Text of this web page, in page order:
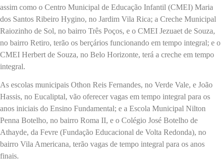
assim como o Centro Municipal de Educação Infantil (CMEI) Maria
dos Santos Ribeiro Hygino, no Jardim Vila Rica; a Creche Municipal
Raiozinho de Sol, no bairro Três Poços, e o CMEI Jezuaet de Souza,
no bairro Retiro, terão os berçários funcionando em tempo integral; e o
CMEI Herbert de Souza, no Belo Horizonte, terá a creche em tempo
integral.
As escolas municipais Othon Reis Fernandes, no Verde Vale, e João
Hassis, no Eucaliptal, vão oferecer vagas em tempo integral para os
anos iniciais do Ensino Fundamental; e a Escola Municipal Nilton
Penna Botelho, no bairro Roma II, e o Colégio José Botelho de
Athayde, da Fevre (Fundação Educacional de Volta Redonda), no
bairro Vila Americana, terão vagas de tempo integral para os anos
finais.